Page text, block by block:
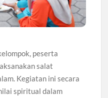
peserta
salat
Kegiatan ini secara
spiritual dalam